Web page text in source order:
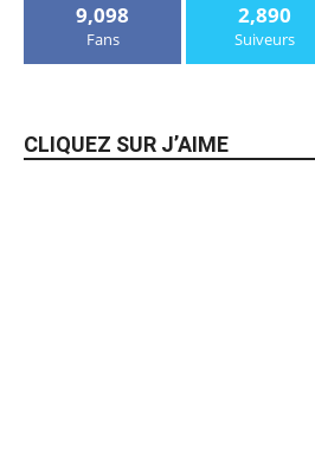
9,098
Fans
2,890
Suiveurs
CLIQUEZ SUR J’AIME